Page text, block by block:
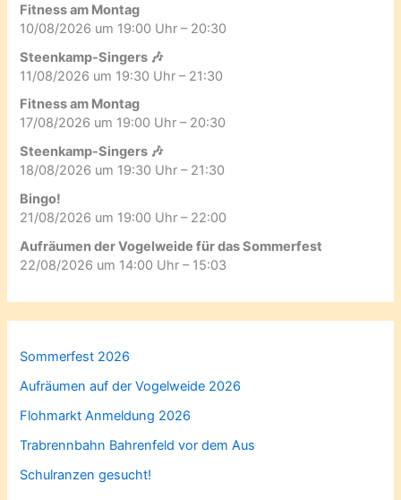
Fitness am Montag
10/08/2026 um 19:00 Uhr – 20:30
Steenkamp-Singers 🎶
11/08/2026 um 19:30 Uhr – 21:30
Fitness am Montag
17/08/2026 um 19:00 Uhr – 20:30
Steenkamp-Singers 🎶
18/08/2026 um 19:30 Uhr – 21:30
Bingo!
21/08/2026 um 19:00 Uhr – 22:00
Aufräumen der Vogelweide für das Sommerfest
22/08/2026 um 14:00 Uhr – 15:03
Sommerfest 2026
Aufräumen auf der Vogelweide 2026
Flohmarkt Anmeldung 2026
Trabrennbahn Bahrenfeld vor dem Aus
Schulranzen gesucht!